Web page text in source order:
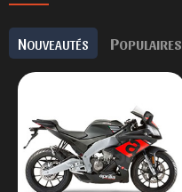
NOUVEAUTÉS POPULAIRES